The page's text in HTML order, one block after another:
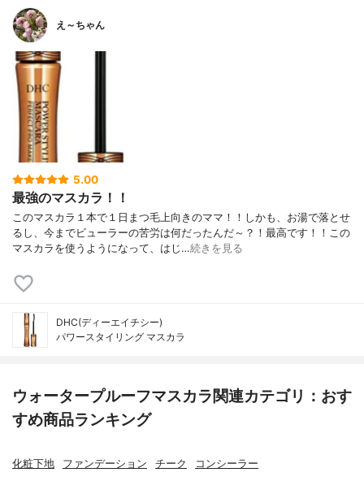
え～ちゃん
5.00
最強のマスカラ！！
このマスカラ１本で１日まつ毛上向きのママ！！しかも、お湯で落とせ
るし、今までビューラーの苦労は何だったんだ～？！最高です！！この
マスカラを使うようになって、はじ…続きを見る
DHC(ディーエイチシー)
パワースタイリング マスカラ
ウォータープルーフマスカラ関連カテゴリ：おす
すめ商品ランキング
化粧下地 ファンデーション チーク コンシーラー